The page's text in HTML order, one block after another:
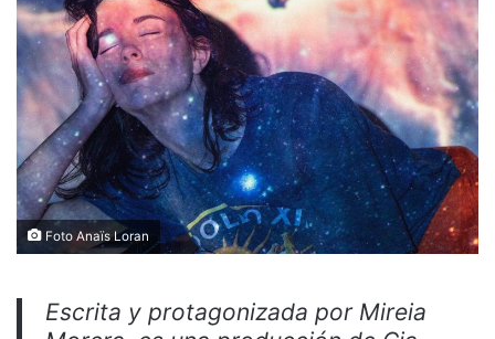
Foto Anaïs Loran
Escrita y protagonizada por Mireia